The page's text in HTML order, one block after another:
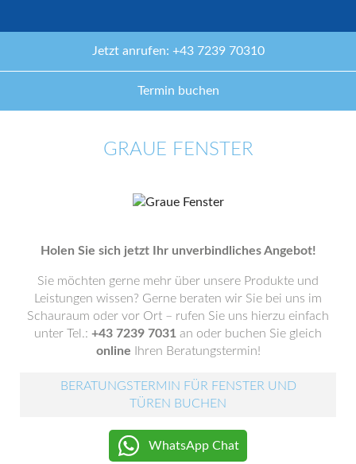
Jetzt anrufen: +43 7239 70310
Termin buchen
GRAUE FENSTER
Holen Sie sich jetzt Ihr unverbindliches Angebot!
Sie möchten gerne mehr über unsere Produkte und
Leistungen wissen? Gerne beraten wir Sie bei uns im
Schauraum oder vor Ort – rufen Sie uns hierzu einfach
unter Tel.: +43 7239 7031 an oder buchen Sie gleich
online Ihren Beratungstermin!
BERATUNGSTERMIN FÜR FENSTER UND
TÜREN BUCHEN
WhatsApp Chat